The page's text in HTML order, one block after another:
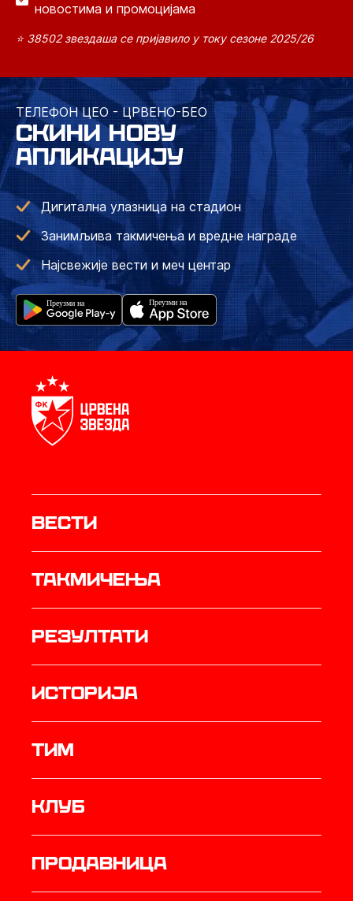
новостима и промоцијама
⭐ 38502 звездаша се пријавило у току сезоне 2025/26
ТЕЛЕФОН ЦЕО - ЦРВЕНО-БЕО
СКИНИ НОВУ
АПЛИКАЦИЈУ
Дигитална улазница на стадион
Занимљива такмичења и вредне награде
Најсвежије вести и меч центар
Вести
Такмичења
резултати
историја
ТИМ
Клуб
продавница